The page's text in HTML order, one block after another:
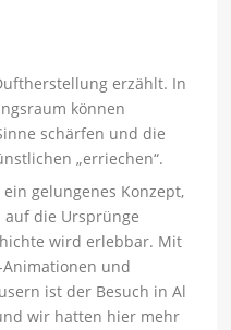
erzählt. In
können
schärfen und die
„erriechen“.
gelungenes Konzept,
auf die Ursprünge
wird erlebbar. Mit
und
ist der Besuch in Al
wir hatten hier mehr